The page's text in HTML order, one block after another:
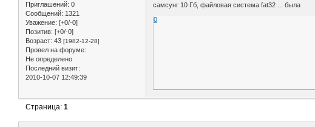
Приглашений: 0
Сообщений: 1321
Уважение: [+0/-0]
Позитив: [+0/-0]
Возраст: 43 [1982-12-28]
Провел на форуме:
Не определено
Последний визит:
2010-10-07 12:49:39
самсунг 10 Гб, файловая система fat32 ... была
0
Страница:1